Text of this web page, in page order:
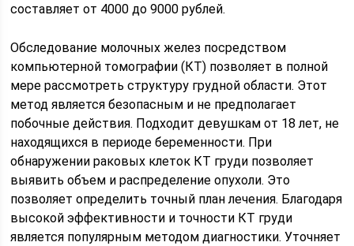
составляет от 4000 до 9000 рублей.
Обследование молочных желез посредством
компьютерной томографии (КТ) позволяет в полной
мере рассмотреть структуру грудной области. Этот
метод является безопасным и не предполагает
побочные действия. Подходит девушкам от 18 лет, не
находящихся в периоде беременности. При
обнаружении раковых клеток КТ груди позволяет
выявить объем и распределение опухоли. Это
позволяет определить точный план лечения. Благодаря
высокой эффективности и точности КТ груди
является популярным методом диагностики. Уточняет